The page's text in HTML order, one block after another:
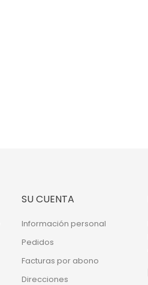
SU CUENTA
Información personal
Pedidos
Facturas por abono
Direcciones